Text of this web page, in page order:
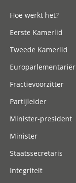
Hoe werkt het?
Eerste Kamerlid
Tweede Kamerlid
Europarlementariër
Fractievoorzitter
Partijleider
Minister-president
Minister
Staatssecretaris
Integriteit